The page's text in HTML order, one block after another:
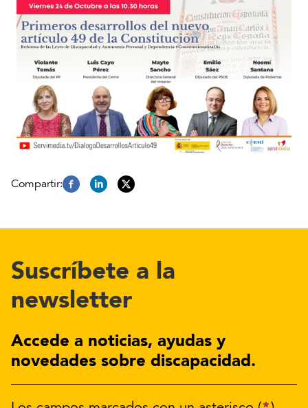
Suscríbete a la
newsletter
Accede a noticias, ayudas y
novedades sobre discapacidad.